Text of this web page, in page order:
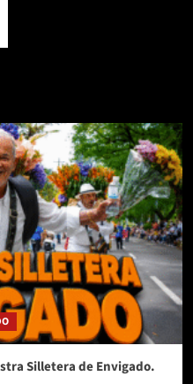
Silletera de Envigado.